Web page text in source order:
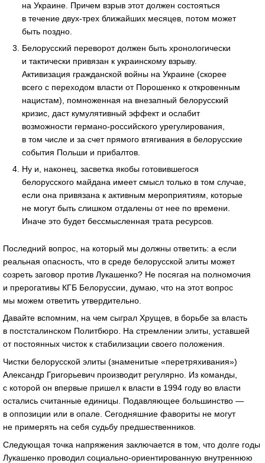
на Украине. Причем взрыв этот должен состояться
в течение двух-трех ближайших месяцев, потом может
быть поздно.
Белорусский переворот должен быть хронологически
и тактически привязан к украинскому взрыву.
Активизация гражданской войны на Украине (скорее
всего с переходом власти от Порошенко к откровенным
нацистам), помноженная на внезапный белорусский
кризис, даст кумулятивный эффект и ослабит
возможности германо-российского урегулирования,
в том числе и за счет прямого втягивания в белорусские
события Польши и прибалтов.
Ну и, наконец, засветка якобы готовившегося
белорусского майдана имеет смысл только в том случае,
если она привязана к активным мероприятиям, которые
не могут быть слишком отдалены от нее по времени.
Иначе это будет бессмысленная трата ресурсов.
Последний вопрос, на который мы должны ответить: а если
реальная опасность, что в среде белорусской элиты может
созреть заговор против Лукашенко? Не посягая на полномочия
и прерогативы КГБ Белоруссии, думаю, что на этот вопрос
мы можем ответить утвердительно.
Давайте вспомним, на чем сыграл Хрущев, в борьбе за власть
в постсталинском Политбюро. На стремлении элиты, уставшей
от постоянных чисток к стабилизации своего положения.
Чистки белорусской элиты (знаменитые «перетряхивания»)
Александр Григорьевич производит регулярно. Из команды,
с которой он впервые пришел к власти в 1994 году во власти
остались считанные единицы. Подавляющее большинство —
в оппозиции или в опале. Сегодняшние фавориты не могут
не примерять на себя судьбу предшественников.
Следующая точка напряжения заключается в том, что долге годы
Лукашенко проводил социально-ориентированную внутреннюю